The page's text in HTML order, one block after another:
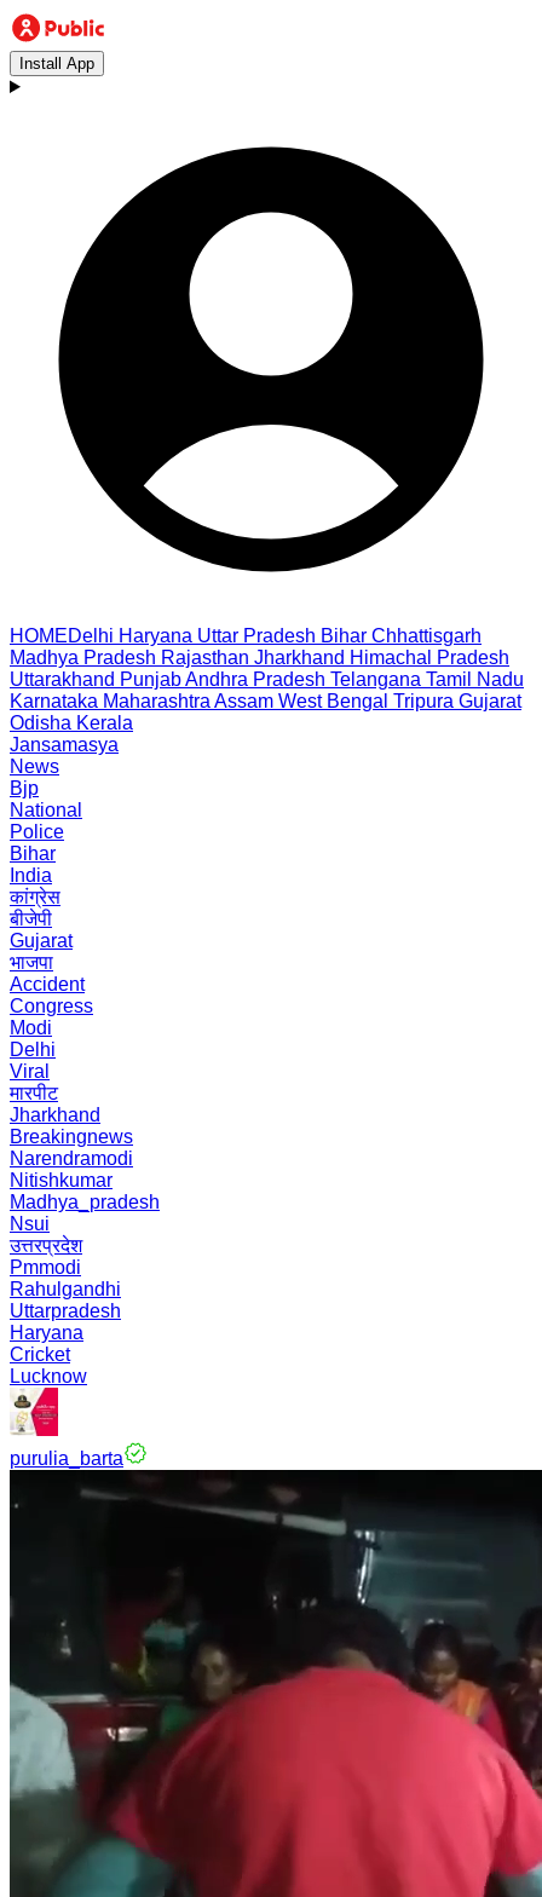
Install App
HOMEDelhi Haryana Uttar Pradesh Bihar Chhattisgarh
Madhya Pradesh Rajasthan Jharkhand Himachal Pradesh
Uttarakhand PunjabAndhra Pradesh Telangana Tamil Nadu
Karnataka Maharashtra Assam West Bengal Tripura Gujarat
Odisha Kerala
Jansamasya
News
Bjp
National
Police
Bihar
India
कांग्रेस
बीजेपी
Gujarat
भाजपा
Accident
Congress
Modi
Delhi
Viral
मारपीट
Jharkhand
Breakingnews
Narendramodi
Nitishkumar
Madhya_pradesh
Nsui
उत्तरप्रदेश
Pmmodi
Rahulgandhi
Uttarpradesh
Haryana
Cricket
Lucknow
purulia_barta